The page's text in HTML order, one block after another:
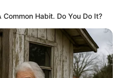
Habit. Do You Do It?